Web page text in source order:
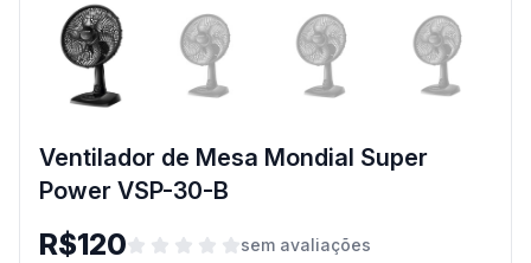
Ventilador de Mesa Mondial Super
Power VSP-30-B
R$120 sem avaliações